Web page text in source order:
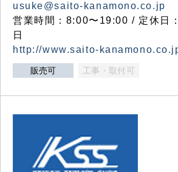
usuke@saito-kanamono.co.jp
営業時間：8:00〜19:00 / 定休日
日
http://www.saito-
販売可 工事・取付可